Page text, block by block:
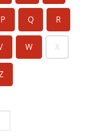
P Q R
W X